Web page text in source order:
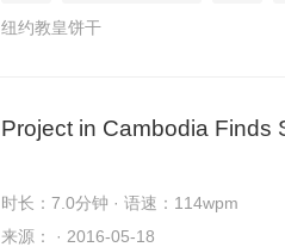
纽约教皇饼干
Project in Cambodia Finds
时长：7.0分钟 · 语速：114wpm
来源： · 2016-05-18